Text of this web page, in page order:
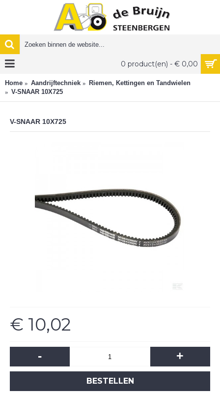
0 product(en) - € 0,00
Home Aandrijftechniek
Riemen, Kettingen en Tandwielen
V-SNAAR 10X725
V-SNAAR 10X725
€ 10,02
- +
BESTELLEN